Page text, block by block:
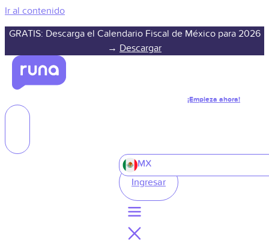
Ir al contenido
GRATIS: Descarga el Calendario Fiscal de México para 2026
→ Descargar
¡Empieza ahora!
MX
Ingresar